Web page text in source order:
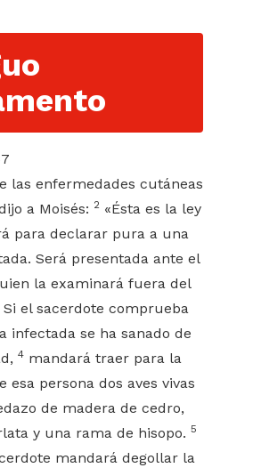
las enfermedades cutáneas
a Moisés: 2 «Ésta es la ley
para declarar pura a una
Será presentada ante el
la examinará fuera del
el sacerdote comprueba
infectada se ha sanado de
4 mandará traer para la
esa persona dos aves vivas
de madera de cedro,
y una rama de hisopo. 5
mandará degollar la